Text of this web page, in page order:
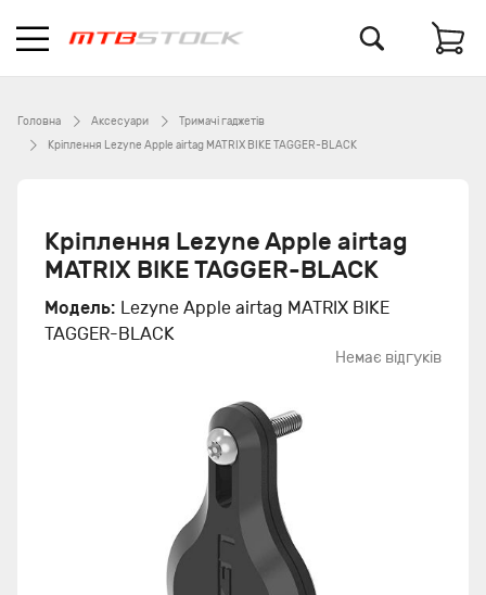
Головна Аксесуари
Тримачі гаджетів
Кріплення Lezyne Apple airtag MATRIX BIKE TAGGER-BLACK
Кріплення Lezyne Apple airtag
MATRIX BIKE TAGGER-BLACK
Модель: Lezyne Apple airtag MATRIX BIKE
TAGGER-BLACK
Немає відгуків